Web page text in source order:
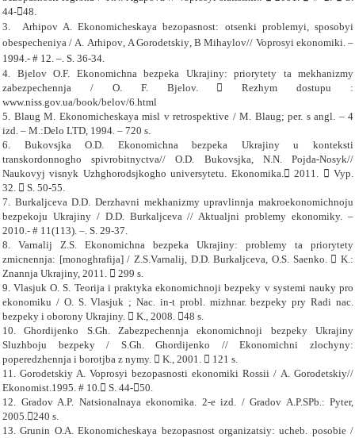
44-48.
3. Arhipov A. Ekonomicheskaya bezopasnost: otsenki problemyi, sposobyi
obespecheniya /A. Arhipov, A Gorodetskiy,B Mihaylov// Voprosyi ekonomiki. –
1994.- # 12. –. S. 36-34.
4. Bjelov O.F. Ekonomichna bezpeka Ukrajiny: priorytety ta mekhanizmy
zabezpechennja / O. F. Bjelov.  Rezhym dostupu :
www.niss.gov.ua/book/belov/6.html
5. Blaug M. Ekonomicheskaya misl v retrospektive / M. Blaug; per. s angl. – 4
izd. – M.:Delo LTD, 1994. – 720 s.
6. Bukovsjka O.D. Ekonomichna bezpeka Ukrajiny u konteksti
transkordonnogho spivrobitnyctva// O.D. Bukovsjka, N.N. Pojda-Nosyk//
Naukovyj visnyk Uzhghorodsjkogho universytetu. Ekonomika. 2011.  Vyp.
32.  S. 50-55.
7. Burkaljceva D.D. Derzhavni mekhanizmy upravlinnja makroekonomichnoju
bezpekoju Ukrajiny / D.D. Burkaljceva // Aktualjni problemy ekonomiky. –
2010.- # 11(113). –. S. 29-37.
8. Varnalij Z.S. Ekonomichna bezpeka Ukrajiny: problemy ta priorytety
zmicnennja: [monoghrafija] / Z.S.Varnalij, D.D. Burkaljceva, O.S. Saenko.  K.:
Znannja Ukrajiny, 2011.  299 s.
9. Vlasjuk O. S. Teorija i praktyka ekonomichnoji bezpeky v systemi nauky pro
ekonomiku / O. S. Vlasjuk ; Nac. in-t probl. mizhnar. bezpeky pry Radi nac.
bezpeky i oborony Ukrajiny.  K., 2008. 48 s.
10. Ghordijenko S.Gh. Zabezpechennja ekonomichnoji bezpeky Ukrajiny
Sluzhboju bezpeky / S.Gh. Ghordijenko // Ekonomichni zlochyny:
poperedzhennja i borotjba z nymy.  K., 2001.  121 s.
11. Gorodetskiy A. Voprosyi bezopasnosti ekonomiki Rossii / A. Gorodetskiy//
Ekonomist.1995. # 10. S. 44-50.
12. Gradov A.P. Natsionalnaya ekonomika. 2-e izd. / Gradov A.P.SPb.: Pyter,
2005.240 s.
13.Grunin O.A. Ekonomicheskaya bezopasnost organizatsiy: ucheb. posobie /